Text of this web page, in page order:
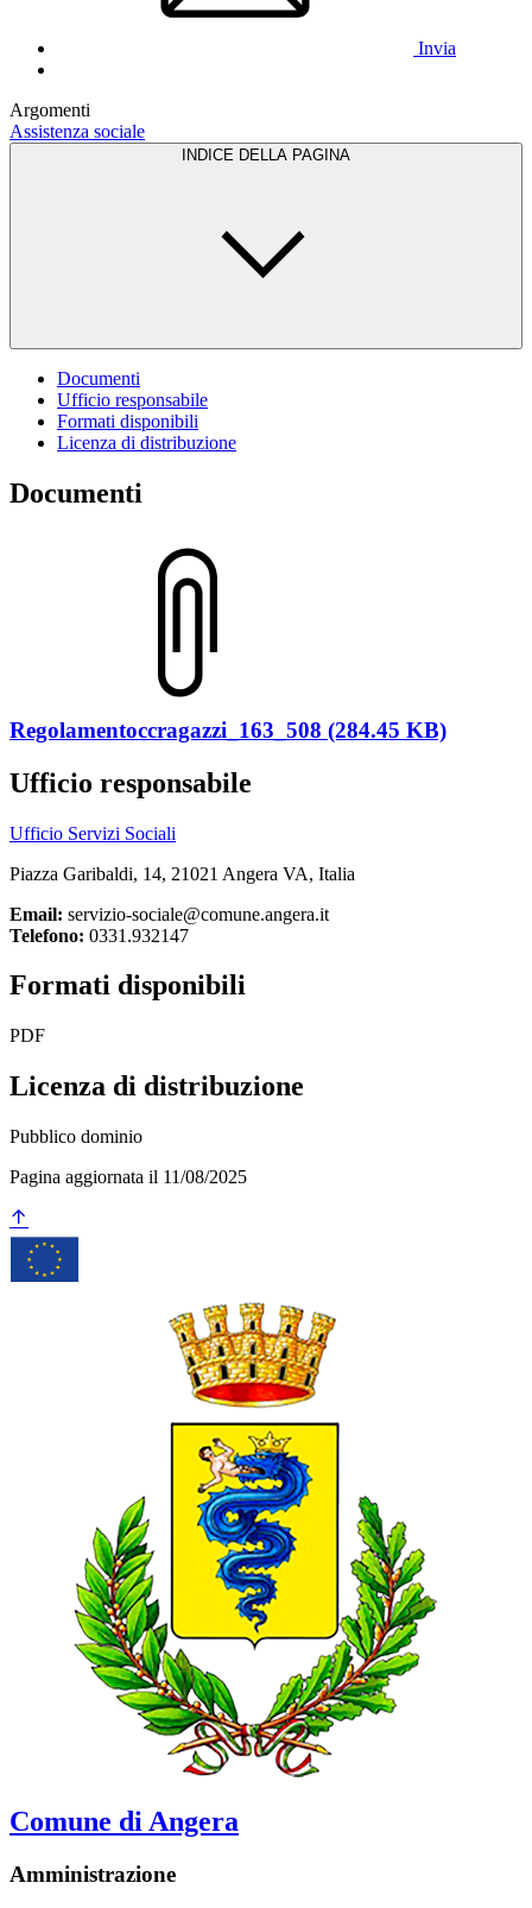
Invia
Argomenti
Assistenza sociale
INDICE DELLA PAGINA
Documenti
Ufficio responsabile
Formati disponibili
Licenza di distribuzione
Documenti
Regolamentoccragazzi_163_508 (284.45 KB)
Ufficio responsabile
Ufficio Servizi Sociali
Piazza Garibaldi, 14, 21021 Angera VA, Italia
Email: servizio-sociale@comune.angera.it
Telefono: 0331.932147
Formati disponibili
PDF
Licenza di distribuzione
Pubblico dominio
Pagina aggiornata il 11/08/2025
Comune di Angera
Amministrazione